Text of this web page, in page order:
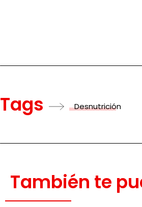
Tags Desnutrición
También te